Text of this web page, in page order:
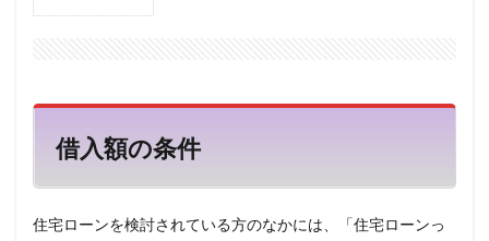
2
期間
の条
3
借入額の条件
住宅ローンを検討されている方のなかには、「住宅ローンっ